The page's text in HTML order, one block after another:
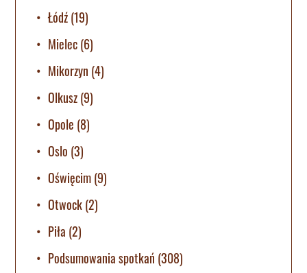
Łódź(19)
Mielec(6)
Mikorzyn (4)
Olkusz(9)
Opole (8)
Oslo (3)
Oświęcim(9)
Otwock(2)
Piła (2)
Podsumowania spotkań (308)